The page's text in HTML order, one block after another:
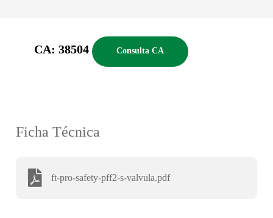
CA: 38504 Consulta CA
Ficha Técnica
ft-pro-safety-pff2-s-valvula.pdf